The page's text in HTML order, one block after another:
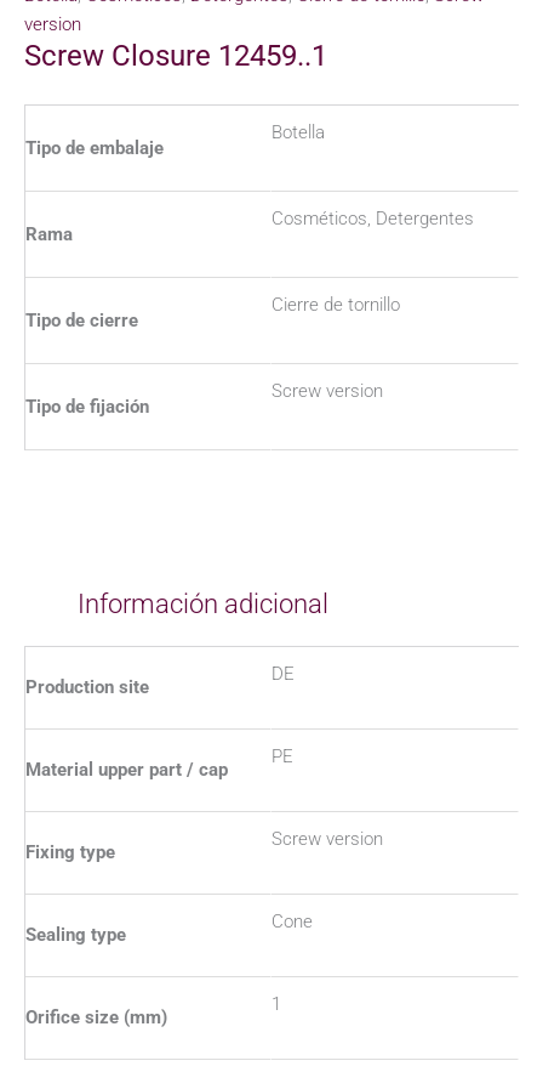
version
Screw Closure 12459..1
Tipo de embalaje
Botella
Rama
Cosméticos, Detergentes
Tipo de cierre
Cierre de tornillo
Tipo de fijación
Screw version
Información adicional
Production site
DE
Material upper part / cap
PE
Fixing type
Screw version
Sealing type
Cone
Orifice size (mm)
1